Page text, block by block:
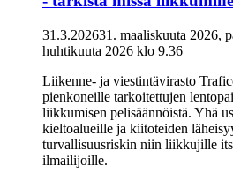
31.3.202631. maaliskuuta 2026,
huhtikuuta 2026 klo 9.36
Liikenne- ja viestintävirasto
pienkoneille tarkoitettujen
liikkumisen pelisäännöistä. Yhä
kieltoalueille ja kiitoteiden
turvallisuusriskin niin liikkujille
ilmailijoille.